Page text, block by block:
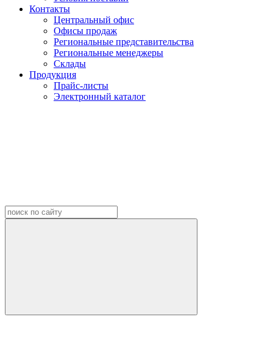
Контакты
Центральный офис
Офисы продаж
Региональные представительства
Региональные менеджеры
Склады
Продукция
Прайс-листы
Электронный каталог